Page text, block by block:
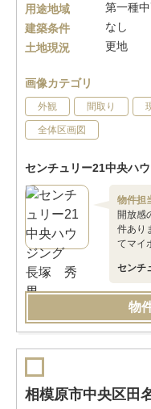
用途地域
第一種
建築条件
なし
土地現況
更地
画像カテゴリ
外観 間取り
全体区画図
センチュリー21中央ハ
物件担
開放感
件あり
てマイ
センチ
物
相模原市中央区